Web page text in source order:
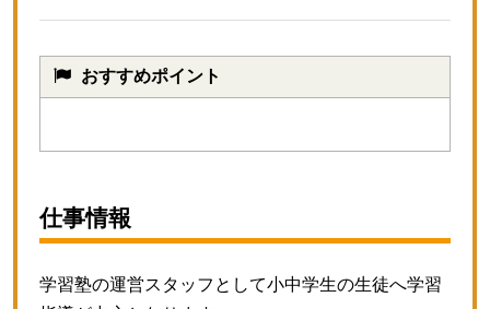
おすすめポイント
仕事情報
学習塾の運営スタッフとして小中学生の生徒へ学習